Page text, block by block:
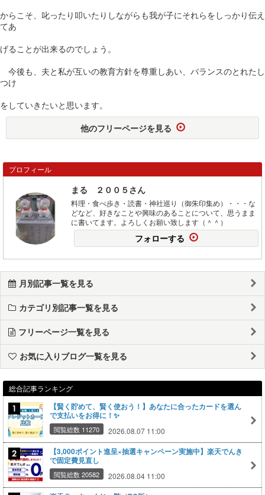
からこそ、叱ったり叩いたりしながらも我が子にそれらをしっかり伝え
てあ
げることが出来るのでしょう。
今後も、夫と私が互いの教育方針を尊重しあい、バランスのとれたし
つけ
をしていきたいと思います。
他のフリーページを見る
プロフィール
まる ２００５さん
料理・食べ歩き・読書・神社巡り（御朱印集め）・・・な
どなど、好きなことや興味のあることについて、思うまま
に書いてます。よろしくお願い致します（＾＾）
フォローする
月別記事一覧を見る
カテゴリ別記事一覧を見る
フリーページ一覧を見る
お気に入りブログ一覧を見る
総合記事ランキング
【賢く貯めて、賢く使おう！】あなたに合ったカードを選ん
で支払いをお得に！✨
閲覧総数 11270 2026.08.07 11:00
【3,000ポイント進呈×抽選キャンペーン実施中】楽天でんき
で固定費見直し
閲覧総数 20582 2026.08.04 11:00